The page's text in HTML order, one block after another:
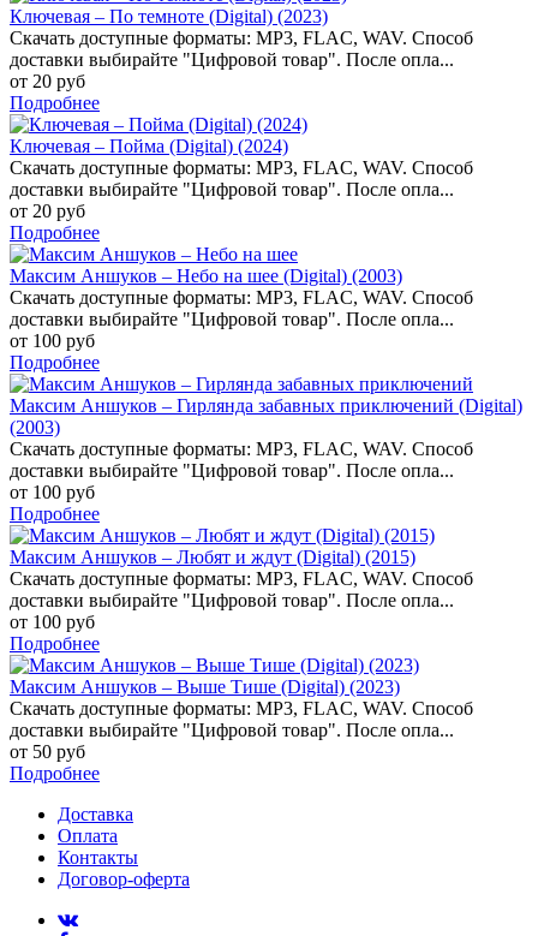
Ключевая – По темноте (Digital) (2023)
Скачать доступные форматы: MP3, FLAC, WAV. Способ
доставки выбирайте "Цифровой товар". После опла...
от 20 руб
Подробнее
Ключевая – Пойма (Digital) (2024)
Скачать доступные форматы: MP3, FLAC, WAV. Способ
доставки выбирайте "Цифровой товар". После опла...
от 20 руб
Подробнее
Максим Аншуков – Небо на шее (Digital) (2003)
Скачать доступные форматы: MP3, FLAC, WAV. Способ
доставки выбирайте "Цифровой товар". После опла...
от 100 руб
Подробнее
Максим Аншуков – Гирлянда забавных приключений (Digital)
(2003)
Скачать доступные форматы: MP3, FLAC, WAV. Способ
доставки выбирайте "Цифровой товар". После опла...
от 100 руб
Подробнее
Максим Аншуков – Любят и ждут (Digital) (2015)
Скачать доступные форматы: MP3, FLAC, WAV. Способ
доставки выбирайте "Цифровой товар". После опла...
от 100 руб
Подробнее
Максим Аншуков – Выше Тише (Digital) (2023)
Скачать доступные форматы: MP3, FLAC, WAV. Способ
доставки выбирайте "Цифровой товар". После опла...
от 50 руб
Подробнее
Доставка
Оплата
Контакты
Договор-оферта